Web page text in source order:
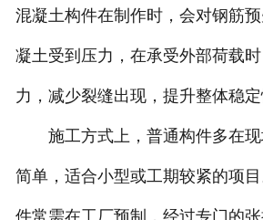
混凝土构件在制作时，会对钢筋
凝土受到压力，在承受外部荷载
力，减少裂缝出现，提升整体稳定
施工方式上，普通构件多在现
简单，适合小型或工期较紧的项